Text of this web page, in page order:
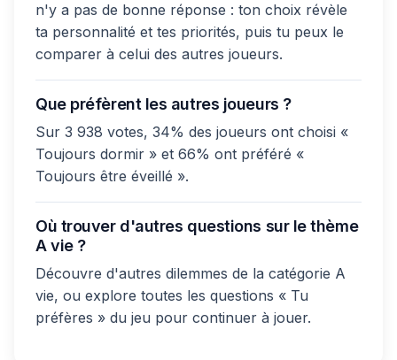
n'y a pas de bonne réponse : ton choix révèle
ta personnalité et tes priorités, puis tu peux le
comparer à celui des autres joueurs.
Que préfèrent les autres joueurs ?
Sur 3 938 votes, 34% des joueurs ont choisi «
Toujours dormir » et 66% ont préféré «
Toujours être éveillé ».
Où trouver d'autres questions sur le thème
A vie ?
Découvre d'autres dilemmes de la catégorie A
vie, ou explore toutes les questions « Tu
préfères » du jeu pour continuer à jouer.